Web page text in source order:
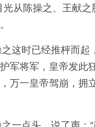
光从陈操之、王献之
这时已经推枰而起
军将军，皇帝发此
万一皇帝驾崩，拥